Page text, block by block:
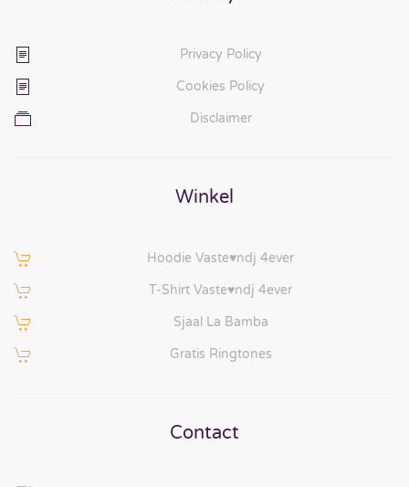
Privacy Policy
Cookies Policy
Disclaimer
Winkel
Hoodie Vaste♥ndj 4ever
T-Shirt Vaste♥ndj 4ever
Sjaal La Bamba
Gratis Ringtones
Contact